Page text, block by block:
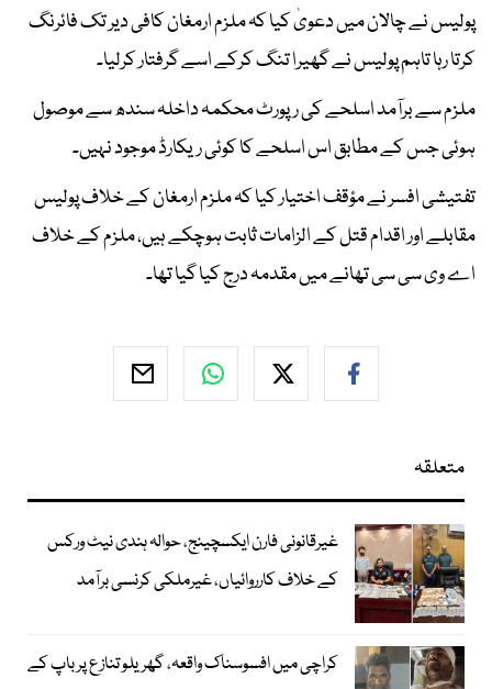
پولیس نے چالان میں دعویٰ کیا کہ ملزم ارمغان کافی دیر تک فائرنگ
کرتا رہا تاہم پولیس نے گھیرا تنگ کرکے اسے گرفتار کرلیا۔
ملزم سے برآمد اسلحے کی رپورٹ محکمہ داخلہ سندھ سے موصول
ہوئی جس کے مطابق اس اسلحے کا کوئی ریکارڈ موجود نہیں۔
تفتیشی افسر نے مؤقف اختیار کیا کہ ملزم ارمغان کے خلاف پولیس
مقابلے اور اقدام قتل کے الزامات ثابت ہوچکے ہیں، ملزم کے خلاف
اے وی سی سی تھانے میں مقدمہ درج کیا گیا تھا۔
متعلقہ
غیرقانونی فارن ایکسچینج، حوالہ ہندی نیٹ ورکس
کے خلاف کارروائیاں، غیرملکی کرنسی برآمد
کراچی میں افسوسناک واقعہ، گھریلو تنازع پر باپ کے